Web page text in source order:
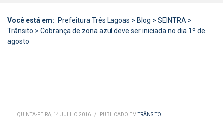
Você está em: Prefeitura Três Lagoas > Blog > SEINTRA >
Trânsito > Cobrança de zona azul deve ser iniciada no dia 1º de
agosto
QUINTA-FEIRA, 14 JULHO 2016 / PUBLICADO EMTRÂNSITO